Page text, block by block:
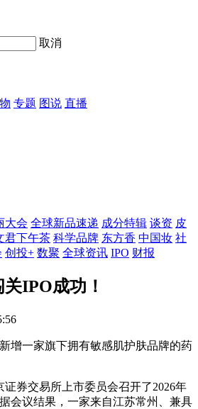
取消
专题 图说 直播
大会 全球新品速递 成分特辑 谈资 皮
君下午茶 科学品牌 东方香 中国妆 社
创投+ 数聚 全球资讯 IPO 财报
IPO成功！
增一家旗下拥有敏感肌护肤品牌的药
证券交易所上市委员会召开了2026年
会议结果，一家来自江苏常州、兼具